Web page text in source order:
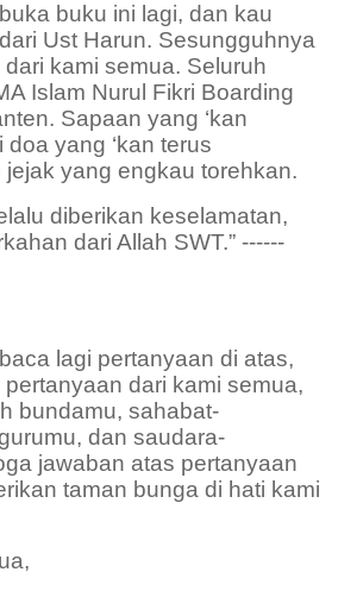
buku ini lagi, dan kau
Ust Harun. Sesungguhnya
kami semua. Seluruh
Islam Nurul Fikri Boarding
Sapaan yang ‘kan
yang ‘kan terus
yang engkau torehkan.
diberikan keselamatan,
dari Allah SWT.” ------
lagi pertanyaan di atas,
dari kami semua,
bundamu, sahabat-
dan saudara-
jawaban atas pertanyaan
taman bunga di hati kami